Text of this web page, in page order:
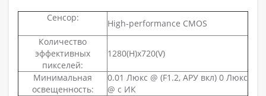
Сенсор:
High-performance CMOS
Количество
эффективных
пикселей:
1280(H)x720(V)
Минимальная
освещенность:
0.01 Люкс @ (F1.2, АРУ вкл) 0 Люкс
@ с ИК